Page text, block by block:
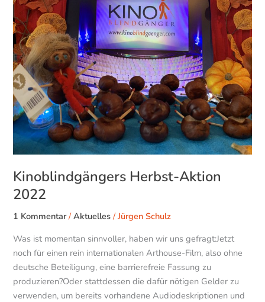
Kinoblindgängers Herbst-Aktion
2022
1 Kommentar /Aktuelles /Jürgen Schulz
Was ist momentan sinnvoller, haben wir uns gefragt:Jetzt
noch für einen rein internationalen Arthouse-Film, also ohne
deutsche Beteiligung, eine barrierefreie Fassung zu
produzieren?Oder stattdessen die dafür nötigen Gelder zu
verwenden, um bereits vorhandene Audiodeskriptionen und
Aktion
2022